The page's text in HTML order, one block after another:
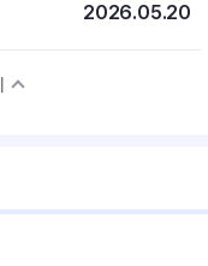
2026.05.20